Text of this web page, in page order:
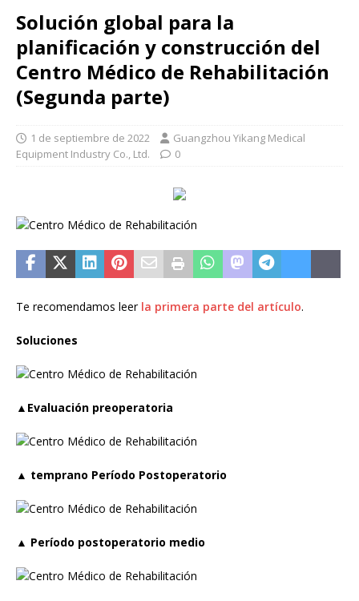
Solución global para la
planificación y construcción del
Centro Médico de Rehabilitación
(Segunda parte)
1 de septiembre de 2022
Guangzhou Yikang Medical
Equipment Industry Co., Ltd.
0
Te recomendamos leer la primera parte del artículo.
Soluciones
▲Evaluación preoperatoria
▲ temprano Período Postoperatorio
▲ Período postoperatorio medio